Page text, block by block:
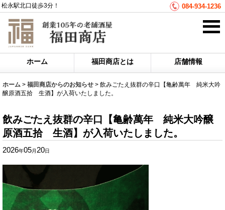
松永駅北口徒歩3分！ 084-934-1236
ホーム 福田商店とは 店舗情報
ホーム > 福田商店からのお知らせ > 飲みごたえ抜群の辛口【亀齢萬年 純米大吟
醸原酒五拾 生酒】が入荷いたしました。
飲みごたえ抜群の辛口【亀齢萬年 純米大吟醸
原酒五拾 生酒】が入荷いたしました。
2026年05月 20日